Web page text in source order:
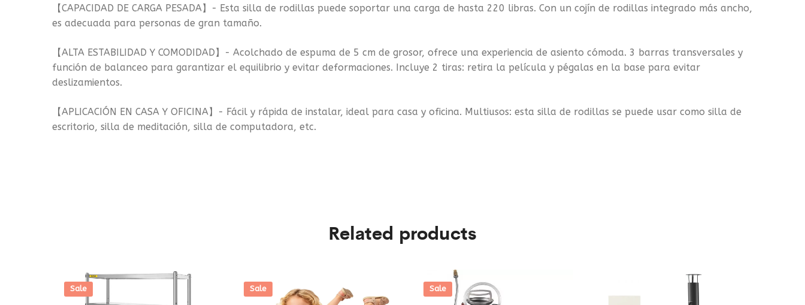
【CAPACIDAD DE CARGA PESADA】- Esta silla de rodillas puede soportar una carga de hasta 220 libras. Con un cojín de rodillas integrado más ancho,
es adecuada para personas de gran tamaño.
【ALTA ESTABILIDAD Y COMODIDAD】- Acolchado de espuma de 5 cm de grosor, ofrece una experiencia de asiento cómoda. 3 barras transversales y
función de balanceo para garantizar el equilibrio y evitar deformaciones. Incluye 2 tiras: retira la película y pégalas en la base para evitar
deslizamientos.
【APLICACIÓN EN CASA Y OFICINA】- Fácil y rápida de instalar, ideal para casa y oficina. Multiusos: esta silla de rodillas se puede usar como silla de
escritorio, silla de meditación, silla de computadora, etc.
Related products
Sale Sale Sale